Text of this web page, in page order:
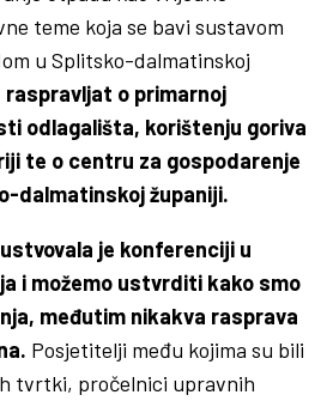
teme koja se bavi sustavom
u Splitsko-dalmatinskoj
raspravljat o primarnoj
odlagališta, korištenju goriva
te o centru za gospodarenje
dalmatinskoj županiji.
je konferenciji u
i možemo ustvrditi kako smo
međutim nikakva rasprava
Posjetitelji među kojima su bili
tvrtki, pročelnici upravnih